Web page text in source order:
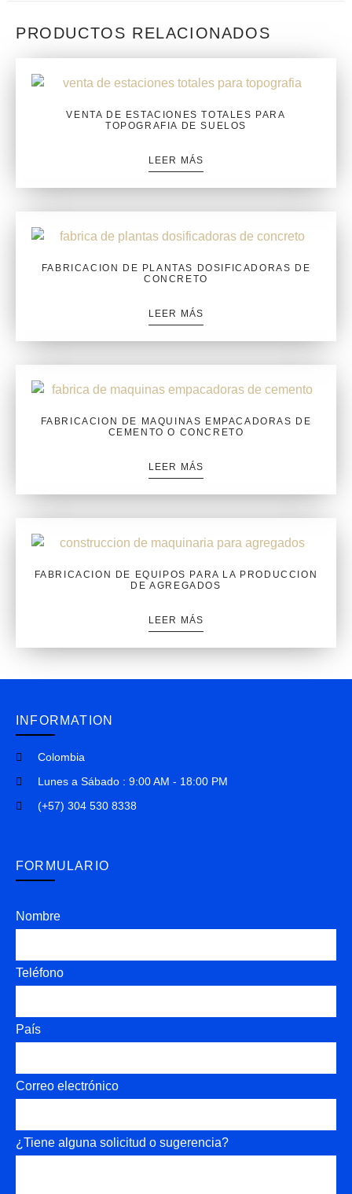
PRODUCTOS RELACIONADOS
VENTA DE ESTACIONES TOTALES PARA
TOPOGRAFIA DE SUELOS
LEER MÁS
FABRICACION DE PLANTAS DOSIFICADORAS DE
CONCRETO
LEER MÁS
FABRICACION DE MAQUINAS EMPACADORAS DE
CEMENTO O CONCRETO
LEER MÁS
FABRICACION DE EQUIPOS PARA LA PRODUCCION
DE AGREGADOS
LEER MÁS
INFORMATION
Colombia
Lunes a Sábado : 9:00 AM - 18:00 PM
(+57) 304 530 8338
FORMULARIO
Nombre
Teléfono
País
Correo electrónico
¿Tiene alguna solicitud o sugerencia?